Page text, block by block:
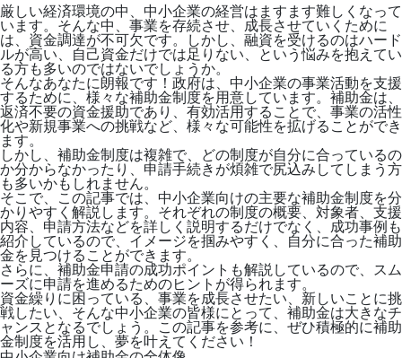
厳しい経済環境の中、中小企業の経営はますます難しくなって
います。そんな中、事業を存続させ、成長させていくために
は、資金調達が不可欠です。しかし、融資を受けるのはハード
ルが高い、自己資金だけでは足りない、という悩みを抱えてい
る方も多いのではないでしょうか。
そんなあなたに朗報です！政府は、中小企業の事業活動を支援
するために、様々な補助金制度を用意しています。補助金は、
返済不要の資金援助であり、有効活用することで、事業の活性
化や新規事業への挑戦など、様々な可能性を拡げることができ
ます。
しかし、補助金制度は複雑で、どの制度が自分に合っているの
か分からなかったり、申請手続きが煩雑で尻込みしてしまう方
も多いかもしれません。
そこで、この記事では、中小企業向けの主要な補助金制度を分
かりやすく解説します。それぞれの制度の概要、対象者、支援
内容、申請方法などを詳しく説明するだけでなく、成功事例も
紹介しているので、イメージを掴みやすく、自分に合った補助
金を見つけることができます。
さらに、補助金申請の成功ポイントも解説しているので、スム
ーズに申請を進めるためのヒントが得られます。
資金繰りに困っている、事業を成長させたい、新しいことに挑
戦したい、そんな中小企業の皆様にとって、補助金は大きなチ
ャンスとなるでしょう。この記事を参考に、ぜひ積極的に補助
金制度を活用し、夢を叶えてください！